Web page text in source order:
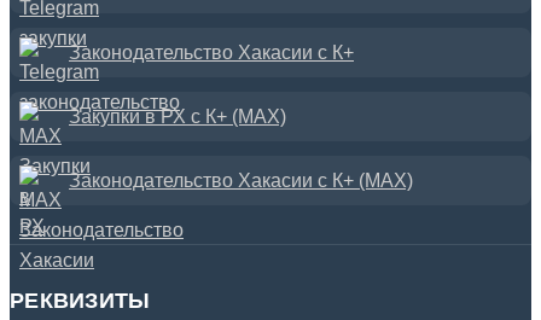
Законодательство Хакасии с К+
Закупки в РХ с К+ (MAX)
Законодательство Хакасии с К+ (MAX)
РЕКВИЗИТЫ